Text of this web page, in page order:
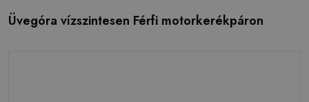
Üvegóra vízszintesen Férfi motorkerékpáron